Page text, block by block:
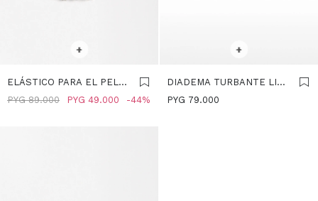
+
ELÁSTICO PARA EL PELO
CON PERLAS - BLANCO
PYG 49.000
PYG 89.000 44
+
DIADEMA TURBANTE LISA
- BLANCO
PYG 79.000